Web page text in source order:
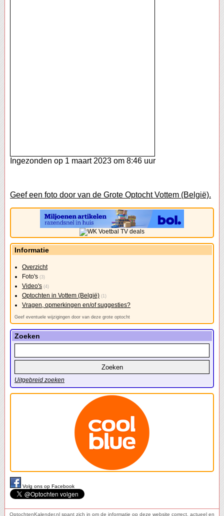
Ingezonden op 1 maart 2023 om 8:46 uur
Geef een foto door van de Grote Optocht Vottem (België).
Informatie
Overzicht
Foto's (3)
Video's (4)
Optochten in Vottem (België) (1)
Vragen, opmerkingen en/of suggesties?
Geef eventuele wijzigingen door van deze grote optocht
Zoeken
Uitgebreid zoeken
Volg ons op Facebook
OptochtenKalender.nl spant zich in om de informatie op deze website correct, actueel en